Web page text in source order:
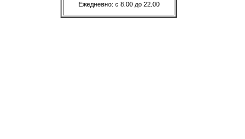
Ежедневно: с 8.00 до 22.00